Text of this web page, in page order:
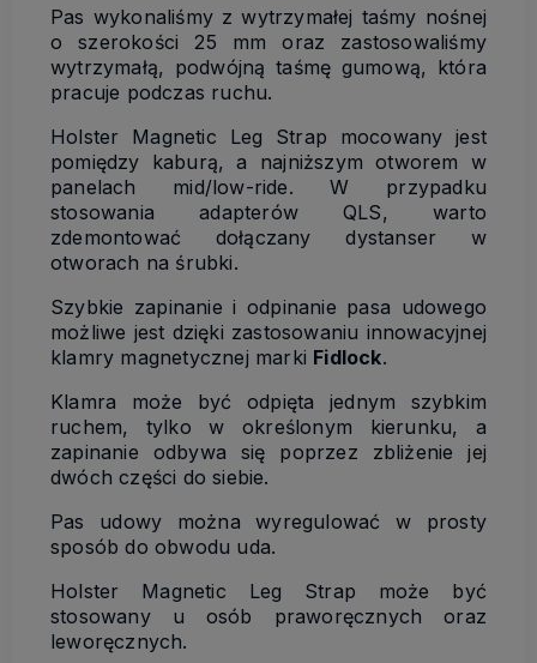
Pas wykonaliśmy z wytrzymałej taśmy nośnej
o szerokości 25 mm oraz zastosowaliśmy
wytrzymałą, podwójną taśmę gumową, która
pracuje podczas ruchu.
Holster Magnetic Leg Strap mocowany jest
pomiędzy kaburą, a najniższym otworem w
panelach mid/low-ride. W przypadku
stosowania adapterów QLS, warto
zdemontować dołączany dystanser w
otworach na śrubki.
Szybkie zapinanie i odpinanie pasa udowego
możliwe jest dzięki zastosowaniu innowacyjnej
klamry magnetycznej marki Fidlock.
Klamra może być odpięta jednym szybkim
ruchem, tylko w określonym kierunku, a
zapinanie odbywa się poprzez zbliżenie jej
dwóch części do siebie.
Pas udowy można wyregulować w prosty
sposób do obwodu uda.
Holster Magnetic Leg Strap może być
stosowany u osób praworęcznych oraz
leworęcznych.